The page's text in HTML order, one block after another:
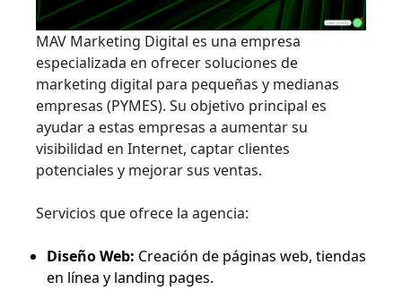
MAV Marketing Digital es una empresa
especializada en ofrecer soluciones de
marketing digital para pequeñas y medianas
empresas (PYMES). Su objetivo principal es
ayudar a estas empresas a aumentar su
visibilidad en Internet, captar clientes
potenciales y mejorar sus ventas.
Servicios que ofrece la agencia:
Diseño Web: Creación de páginas web, tiendas
en línea y landing pages.